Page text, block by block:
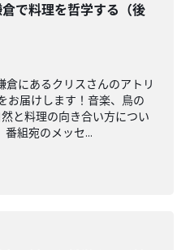
で料理を哲学する（後
にあるクリスさんのアトリ
お届けします！音楽、鳥の
と料理の向き合い方につい
組宛のメッセ...